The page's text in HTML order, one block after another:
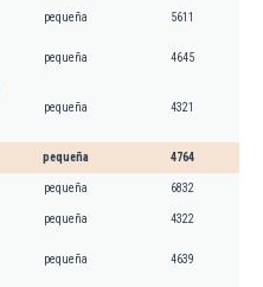
pequeña 5611
pequeña 4645
pequeña 4321
pequeña 4764
pequeña 6832
pequeña 4322
pequeña 4639